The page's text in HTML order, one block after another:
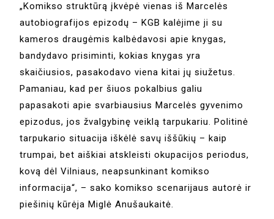
„Komikso struktūrą įkvėpė vienas iš Marcelės
autobiografijos epizodų – KGB kalėjime ji su
kameros draugėmis kalbėdavosi apie knygas,
bandydavo prisiminti, kokias knygas yra
skaičiusios, pasakodavo viena kitai jų siužetus.
Pamaniau, kad per šiuos pokalbius galiu
papasakoti apie svarbiausius Marcelės gyvenimo
epizodus, jos žvalgybinę veiklą tarpukariu. Politinė
tarpukario situacija iškėlė savų iššūkių – kaip
trumpai, bet aiškiai atskleisti okupacijos periodus,
kovą dėl Vilniaus, neapsunkinant komikso
informacija“, – sako komikso scenarijaus autorė ir
piešinių kūrėja Miglė Anušaukaitė.